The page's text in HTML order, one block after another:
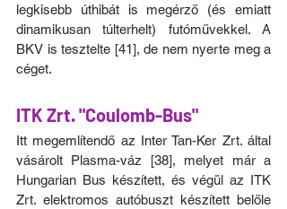
legkisebb úthibát is megérző (és emiatt
dinamikusan túlterhelt) futóművekkel. A
BKV is tesztelte [41], de nem nyerte meg a
céget.
ITK Zrt. "Coulomb-Bus"
Itt megemlítendő az Inter Tan-Ker Zrt. által
vásárolt Plasma-váz [38], melyet már a
Hungarian Bus készített, és végül az ITK
Zrt. elektromos autóbuszt készített belőle